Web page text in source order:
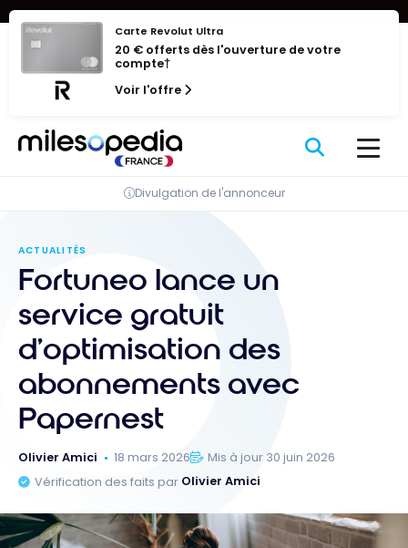
Panneau de gestion des cookies
Se
rendre
contenu
Carte Revolut Ultra
20 € offerts dès l'ouverture de votre
compte†
Voir l'offre
Divulgation de l'annonceur
ACTUALITÉS
Fortuneo lance un
service gratuit
d’optimisation des
abonnements avec
Papernest
Olivier Amici 18 mars 2026
Mis à jour 30 juin 2026
Vérification des faits par Olivier Amici